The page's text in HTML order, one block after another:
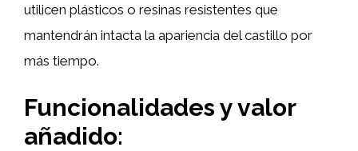
utilicen plásticos o resinas resistentes que
mantendrán intacta la apariencia del castillo por
más tiempo.
Funcionalidades y valor
añadido: